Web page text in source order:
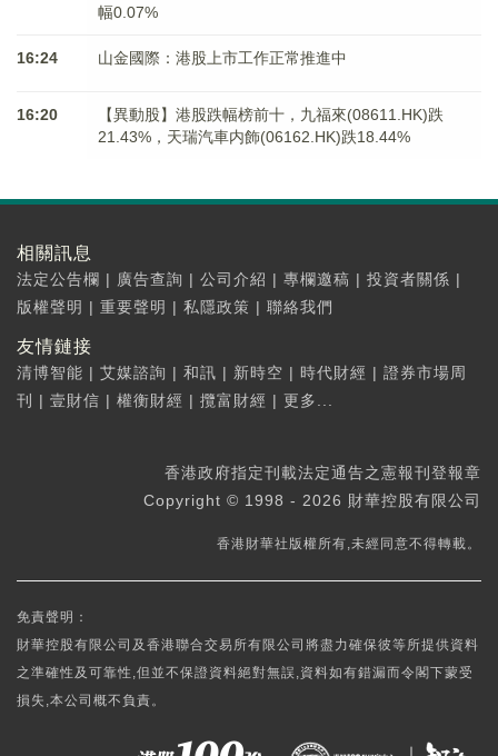
幅0.07%
16:24 山金國際：港股上市工作正常推進中
16:20
【異動股】港股跌幅榜前十，九福來(08611.HK)跌
21.43%，天瑞汽車内飾(06162.HK)跌18.44%
相關訊息
法定公告欄 | 廣告查詢 | 公司介紹 | 專欄邀稿 | 投資者關係 |
版權聲明 | 重要聲明 | 私隱政策 | 聯絡我們
友情鏈接
清博智能 | 艾媒諮詢 | 和訊 | 新時空 | 時代財經 | 證券市場周
刊
| 壹財信 | 權衡財經 | 攬富財經 | 更多...
香港政府指定刊載法定通告之憲報刊登報章
Copyright © 1998 - 2026 財華控股有限公司
香港財華社版權所有,未經同意不得轉載。
免責聲明：
財華控股有限公司及香港聯合交易所有限公司將盡力確保彼等所提供資料
之準確性及可靠性,但並不保證資料絕對無誤,資料如有錯漏而令閣下蒙受
損失,本公司概不負責。